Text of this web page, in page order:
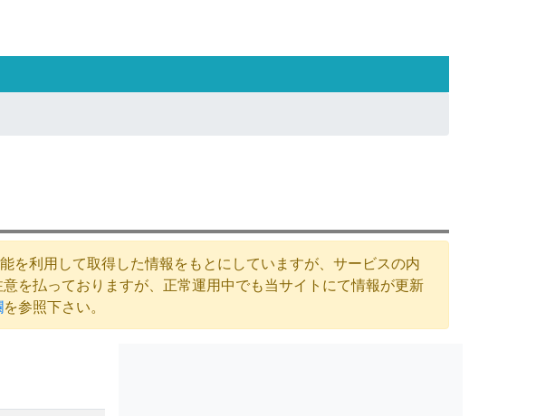
を利用して取得した情報をもとにしていますが、サービスの内
を払っておりますが、正常運用中でも当サイトにて情報が更新
を参照下さい。